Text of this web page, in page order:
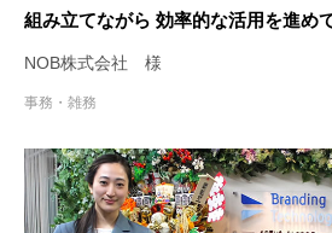
組み立てながら 効率的な活用を進め
NOB株式会社 様
事務・雑務